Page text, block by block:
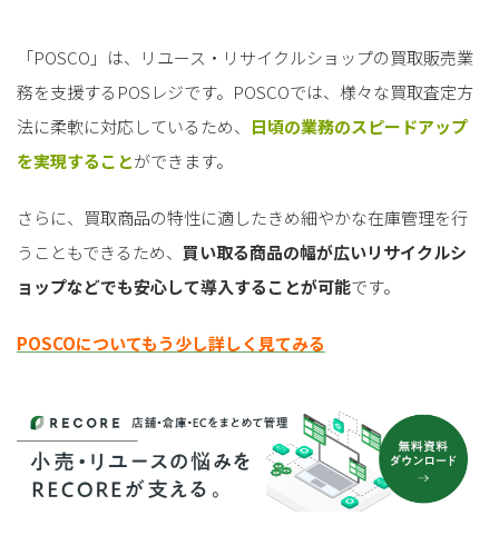
「POSCO」は、リユース・リサイクルショップの買取販売業
務を支援するPOSレジです。POSCOでは、様々な買取査定方
法に柔軟に対応しているため、
日頃の業務のスピードアップ
を実現することができます。
さらに、買取商品の特性に適したきめ細やかな在庫管理を行
うこともできるため、 買い取る商品の幅が広いリサイクルシ
ョップなどでも安心して導入することが可能です。
POSCOについてもう少し詳しく見てみる